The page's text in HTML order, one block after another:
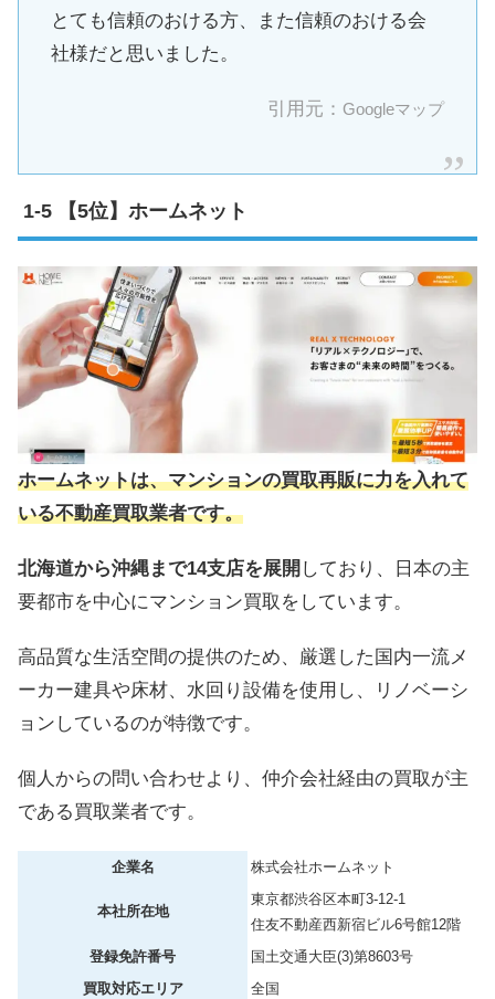
とても信頼のおける方、また信頼のおける会
社様だと思いました。
引用元： Googleマップ
【5位】ホームネット
ホームネットは、マンションの買取再販に力を入れて
いる不動産買取業者です。
北海道から沖縄まで14支店を展開 しており、日本の主
要都市を中心にマンション買取をしています。
高品質な生活空間の提供のため、厳選した国内一流メ
ーカー建具や床材、水回り設備を使用し、リノベーシ
ョンしているのが特徴です。
個人からの問い合わせより、仲介会社経由の買取が主
である買取業者です。
企業名 株式会社ホームネット
本社所在地
東京都渋谷区本町3-12-1
住友不動産西新宿ビル6号館12階
登録免許番号
国土交通大臣(3)第8603号
買取対応エリア
全国